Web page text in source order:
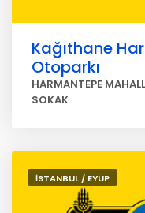
Kağıthane
Otoparkı
HARMANTEPE
SOKAK
İSTANBUL / EYÜP